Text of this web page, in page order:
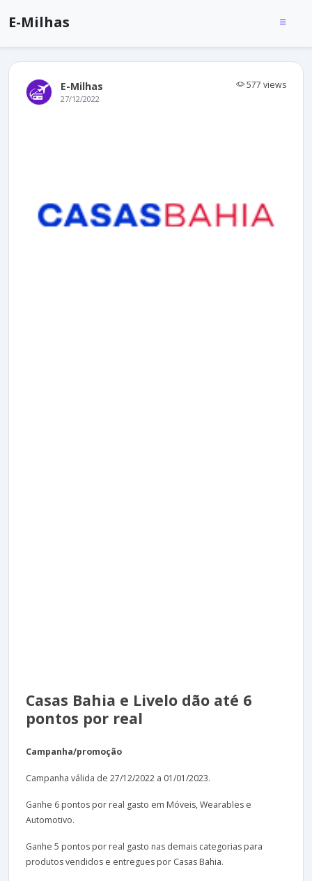
E-Milhas
E-Milhas 577 views
27/12/2022
Casas Bahia e Livelo dão até 6
pontos por real
Campanha/promoção
Campanha válida de 27/12/2022 a 01/01/2023.
Ganhe 6 pontos por real gasto em Móveis, Wearables e
Automotivo.
Ganhe 5 pontos por real gasto nas demais categorias para
produtos vendidos e entregues por Casas Bahia.